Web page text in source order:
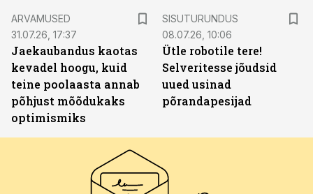
ARVAMUSED
31.07.26, 17:37
Jaekaubandus kaotas
kevadel hoogu, kuid
teine poolaasta annab
põhjust mõõdukaks
optimismiks
SISUTURUNDUS
08.07.26, 10:06
Ütle robotile tere!
Selveritesse jõudsid
uued usinad
põrandapesijad